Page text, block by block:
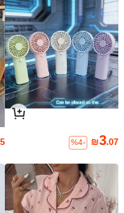
₪3.07
%4-